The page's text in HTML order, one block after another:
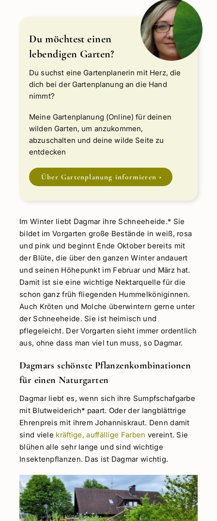
Du möchtest einen
lebendigen Garten?
Du suchst eine Gartenplanerin mit Herz, die
dich bei der Gartenplanung an die Hand
nimmt?
Meine Gartenplanung (Online) für deinen
wilden Garten, um anzukommen,
abzuschalten und deine wilde Seite zu
entdecken
Über Gartenplanung informieren
Im Winter liebt Dagmar ihre Schneeheide.* Sie
bildet im Vorgarten große Bestände in weiß, rosa
und pink und beginnt Ende Oktober bereits mit
der Blüte, die über den ganzen Winter andauert
und seinen Höhepunkt im Februar und März hat.
Damit ist sie eine wichtige Nektarquelle für die
schon ganz früh fliegenden Hummelköniginnen.
Auch Kröten und Molche überwintern gerne unter
der Schneeheide. Sie ist heimisch und
pflegeleicht. Der Vorgarten sieht immer ordentlich
aus, ohne dass man viel tun muss, so Dagmar.
Dagmars schönste Pflanzenkombinationen
für einen Naturgarten
Dagmar liebt es, wenn sich ihre Sumpfschafgarbe
mit Blutweiderich* paart. Oder der langblättrige
Ehrenpreis mit ihrem Johanniskraut. Denn damit
sind viele kräftige, auffällige Farben vereint. Sie
blühen alle sehr lange und sind wichtige
Insektenpflanzen. Das ist Dagmar wichtig.